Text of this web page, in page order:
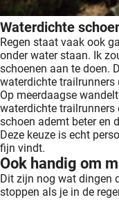
Waterdichte
Regen staat vaak ook
onder water staan. Ik
schoenen aan te doen.
waterdichte trailrunners
Op meerdaagse
waterdichte trailrunners
schoen ademt beter en
Deze keuze is echt
fijn vindt.
Ook handig om
Dit zijn nog wat dingen
stoppen als je in de